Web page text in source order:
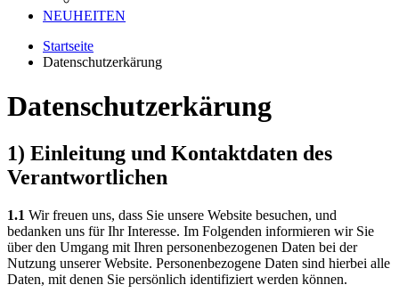
NEUHEITEN
Startseite
Datenschutzerkärung
Datenschutzerkärung
1) Einleitung und Kontaktdaten des
Verantwortlichen
1.1 Wir freuen uns, dass Sie unsere Website besuchen, und
bedanken uns für Ihr Interesse. Im Folgenden informieren wir Sie
über den Umgang mit Ihren personenbezogenen Daten bei der
Nutzung unserer Website. Personenbezogene Daten sind hierbei alle
Daten, mit denen Sie persönlich identifiziert werden können.